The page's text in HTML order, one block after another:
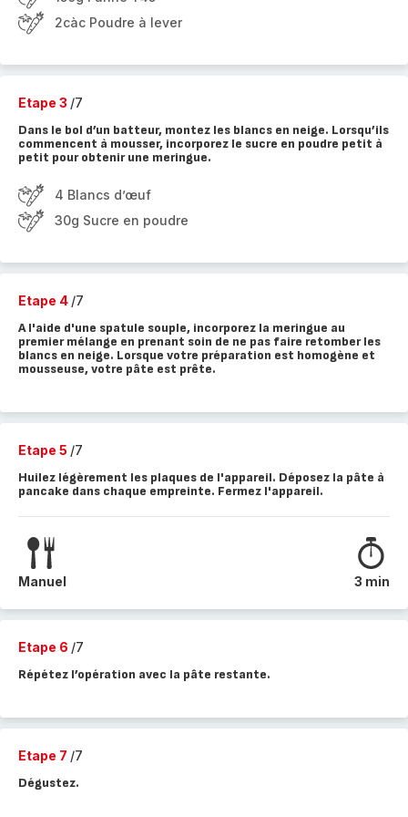
2càc Poudre à lever
Etape 3 /7
Dans le bol d’un batteur, montez les blancs en neige. Lorsqu’ils
commencent à mousser, incorporez le sucre en poudre petit à
petit pour obtenir une meringue.
4 Blancs d’œuf
30g Sucre en poudre
Etape 4 /7
A l'aide d'une spatule souple, incorporez la meringue au
premier mélange en prenant soin de ne pas faire retomber les
blancs en neige. Lorsque votre préparation est homogène et
mousseuse, votre pâte est prête.
Etape 5 /7
Huilez légèrement les plaques de l'appareil. Déposez la pâte à
pancake dans chaque empreinte. Fermez l'appareil.
Manuel 3 min
Etape 6 /7
Répétez l’opération avec la pâte restante.
Etape 7 /7
Dégustez.